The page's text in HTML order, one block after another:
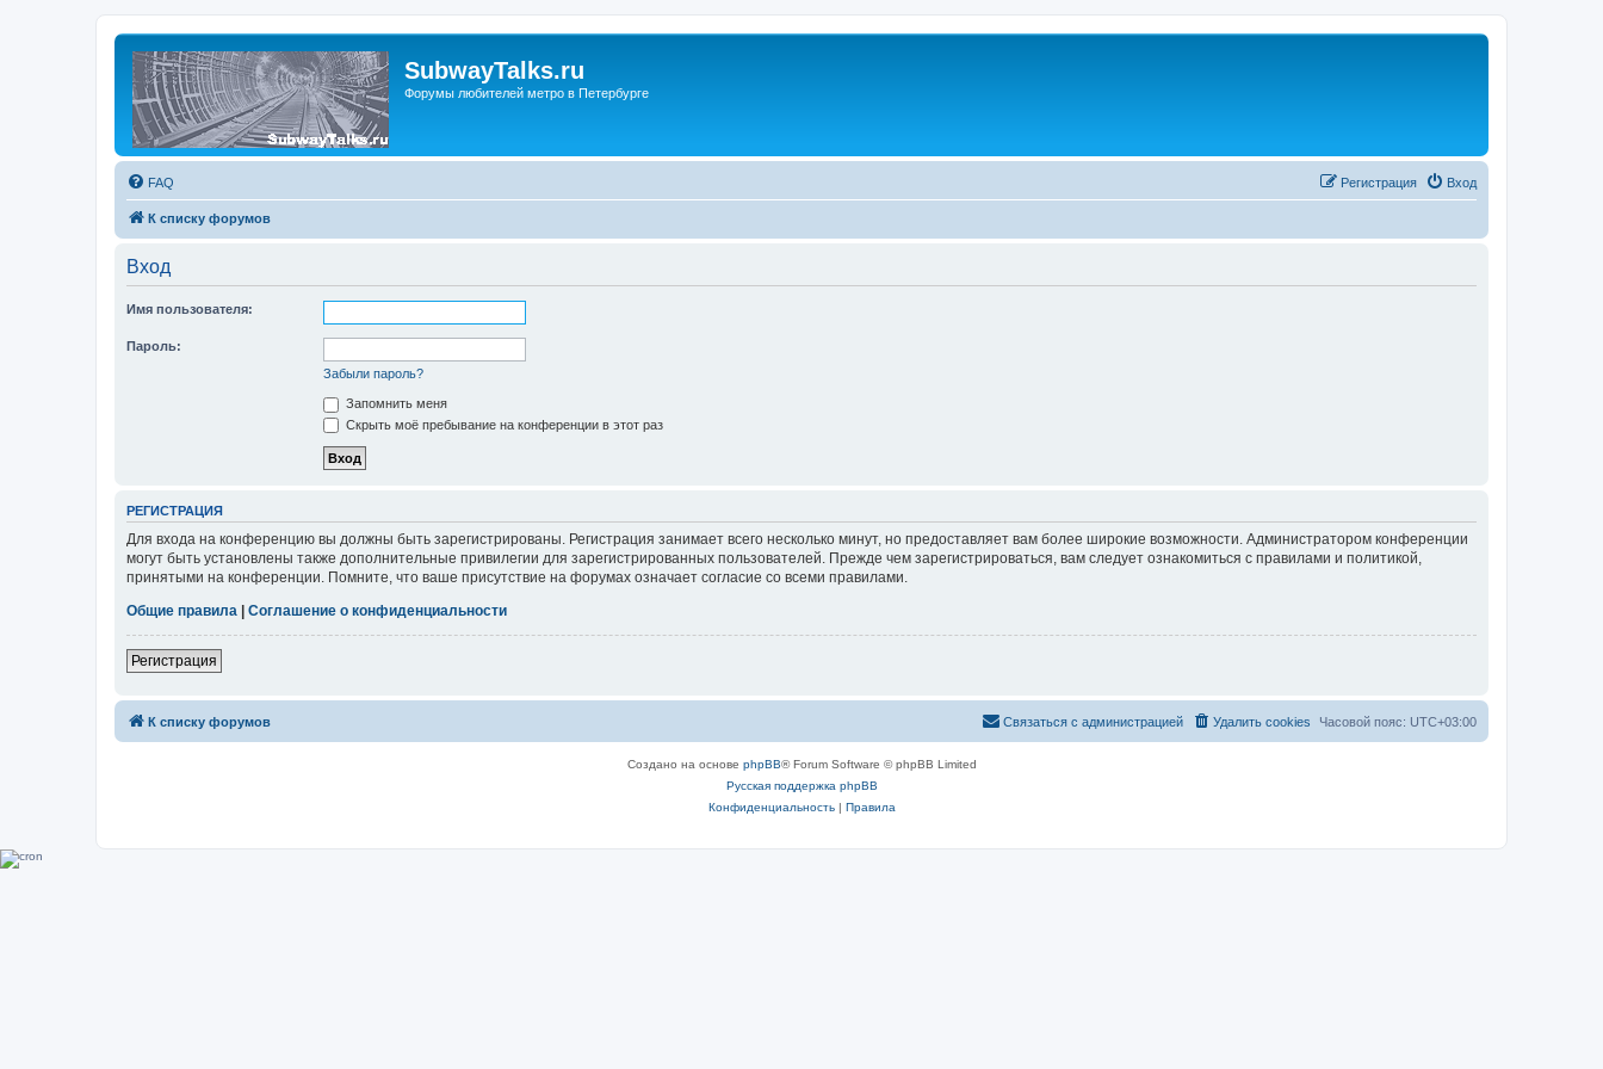
SubwayTalks.ru
Форумы любителей метро в Петербурге
FAQ Вход
Регистрация
К списку форумов
Вход
Имя пользователя:
Пароль:
Забыли пароль?
Запомнить меня
Скрыть моё пребывание на конференции в этот раз
РЕГИСТРАЦИЯ
Для входа на конференцию вы должны быть зарегистрированы. Регистрация занимает всего несколько минут, но предоставляет вам более широкие возможности. Администратором конференции
могут быть установлены также дополнительные привилегии для зарегистрированных пользователей. Прежде чем зарегистрироваться, вам следует ознакомиться с правилами и политикой,
принятыми на конференции. Помните, что ваше присутствие на форумах означает согласие со всеми правилами.
Общие правила | Соглашение о конфиденциальности
Регистрация
К списку форумов Часовой пояс: UTC+03:00
Удалить cookies
Связаться с администрацией
Создано на основе phpBB® Forum Software © phpBB Limited
Русская поддержка phpBB
Конфиденциальность| Правила